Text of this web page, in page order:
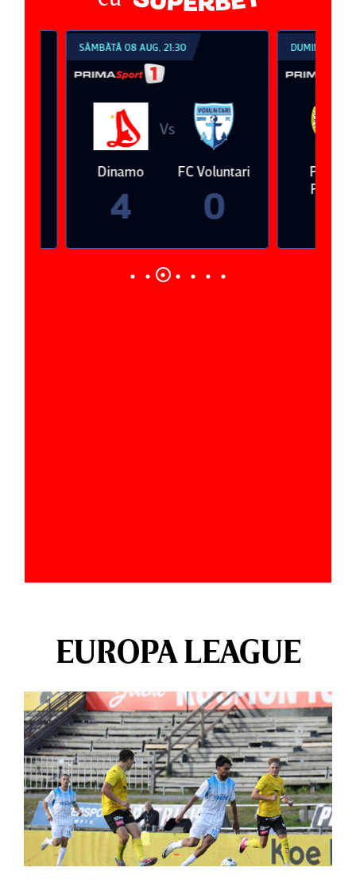
SÂMBĂTĂ 08 AUG, 21:30
Dinamo
Vs
FC Voluntari
DUMINICĂ 09 AUG,
Petrolul
Ploieşti
EUROPA LEAGUE